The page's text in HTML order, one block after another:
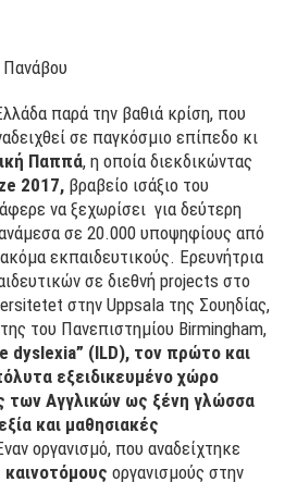
παρά την βαθιά κρίση, που
σε παγκόσμιο επίπεδο κι
Παππά, η οποία διεκδικώντας
2017, βραβείο ισάξιο του
να ξεχωρίσει για δεύτερη
σε 20.000 υποψηφίους από
εκπαιδευτικούς. Ερευνήτρια
σε διεθνή projects στο
στην Uppsala της Σουηδίας,
του Πανεπιστημίου Birmingham,
dyslexia” (ILD), τον πρώτο και
εξειδικευμένο χώρο
των Αγγλικών ως ξένη γλώσσα
και μαθησιακές
οργανισμό, που αναδείχτηκε
οργανισμούς στην